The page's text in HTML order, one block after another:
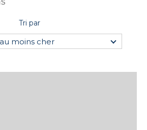
Tri par
moins cher